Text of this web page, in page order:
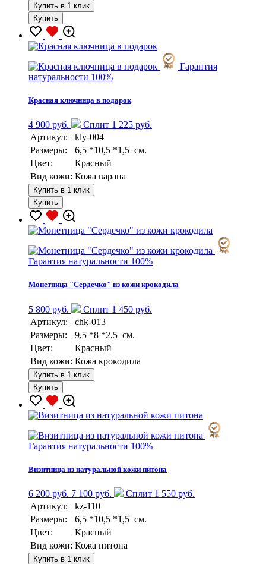
Купить в 1 клик
Купить
Гарантия
натуральности 100%
Красная ключница в подарок
4 900 руб.
Сплит 1 225 руб.
Артикул:
kly-004
Размеры:
6,5 *10,5 *1,5 см.
Цвет:
Красный
Вид кожи: Кожа варана
Купить в 1 клик
Купить
Гарантия натуральности 100%
Монетница "Сердечко" из кожи крокодила
5 800 руб.
Сплит 1 450 руб.
Артикул:
chk-013
Размеры:
9,5 *8 *2,5 см.
Цвет:
Красный
Вид кожи: Кожа крокодила
Купить в 1 клик
Купить
Гарантия натуральности 100%
Визитница из натуральной кожи питона
6 200 руб. 7 100 руб.
Сплит 1 550 руб.
Артикул:
kz-110
Размеры:
6,5 *10,5 *1,5 см.
Цвет:
Красный
Вид кожи: Кожа питона
Купить в 1 клик